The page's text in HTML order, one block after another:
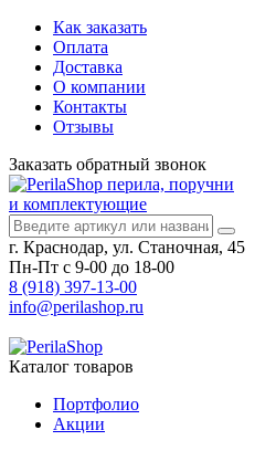
Как заказать
Оплата
Доставка
О компании
Контакты
Отзывы
Заказать обратный звонок
перила, поручни
и комплектующие
г. Краснодар, ул. Станочная, 45
Пн-Пт с 9-00 до 18-00
8 (918) 397-13-00
info@perilashop.ru
Каталог товаров
Портфолио
Акции